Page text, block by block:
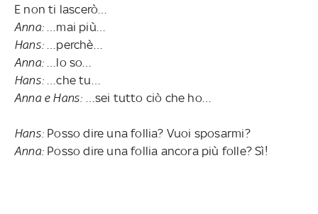
E non ti lascerò…
Anna:…mai più…
Hans:…perchè…
Anna:…lo so…
Hans:…che tu…
Anna e Hans: …sei tutto ciò che ho…
Hans:Posso dire una follia? Vuoi sposarmi?
Anna:Posso dire una follia ancora più folle? Sì!